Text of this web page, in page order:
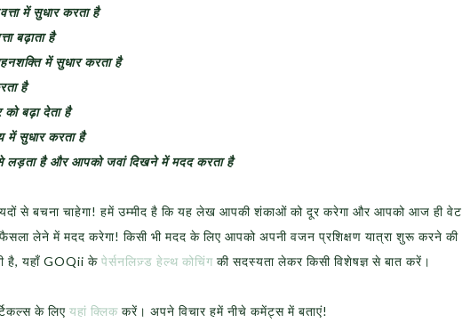
में सुधार करता है
बढ़ाता है
में सुधार करता है
है
बढ़ा देता है
में सुधार करता है
लड़ता है और आपको जवां दिखने में मदद करता है
से बचना चाहेगा! हमें उम्मीद है कि यह लेख आपकी शंकाओं को दूर करेगा और आपको आज ही वेट
लेने में मदद करेगा! किसी भी मदद के लिए आपको अपनी वजन प्रशिक्षण यात्रा शुरू करने की
है, यहाँ GOQii के पेर्सनलिज़्ड हेल्थ कोचिंग की सदस्यता लेकर किसी विशेषज्ञ से बात करें।
के लिए यहां क्लिक करें। अपने विचार हमें नीचे कमेंट्स में बताएं!